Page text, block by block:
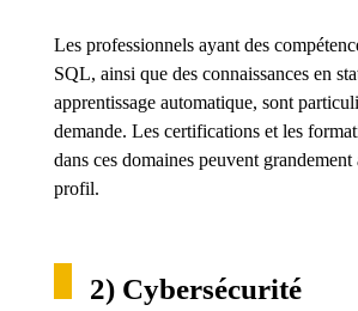
Les professionnels ayant des
SQL, ainsi que des connaissances en
apprentissage automatique, sont
demande. Les certifications et les
dans ces domaines peuvent
profil.
2) Cybersécurité